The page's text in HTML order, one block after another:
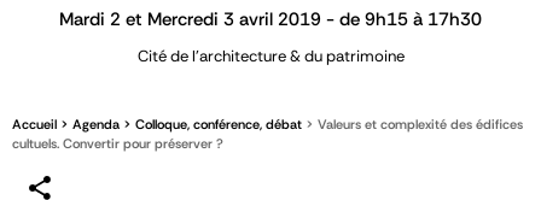
Mardi 2 et Mercredi 3 avril 2019 - de 9h15 à 17h30
Cité de l'architecture & du patrimoine
Accueil Agenda Colloque, conférence, débat
Valeurs et complexité des édifices
cultuels. Convertir pour préserver ?